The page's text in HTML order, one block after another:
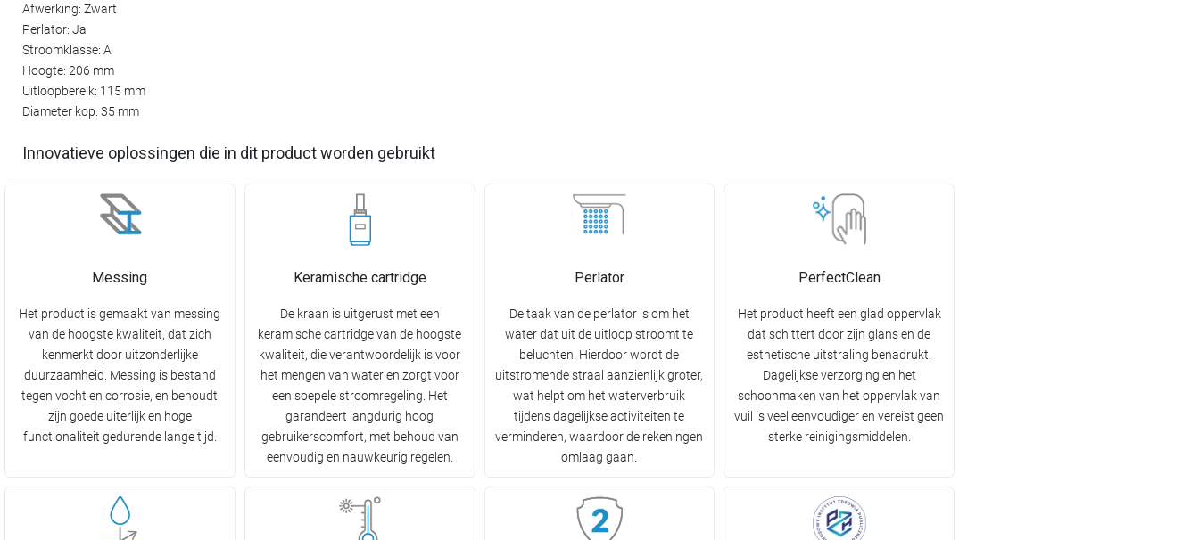
Afwerking: Zwart
Perlator: Ja
Stroomklasse: A
Hoogte: 206 mm
Uitloopbereik: 115 mm
Diameter kop: 35 mm
Innovatieve oplossingen die in dit product worden gebruikt
Messing
Het product is gemaakt van messing
van de hoogste kwaliteit, dat zich
kenmerkt door uitzonderlijke
duurzaamheid. Messing is bestand
tegen vocht en corrosie, en behoudt
zijn goede uiterlijk en hoge
functionaliteit gedurende lange tijd.
Keramische cartridge
De kraan is uitgerust met een
keramische cartridge van de hoogste
kwaliteit, die verantwoordelijk is voor
het mengen van water en zorgt voor
een soepele stroomregeling. Het
garandeert langdurig hoog
gebruikerscomfort, met behoud van
eenvoudig en nauwkeurig regelen.
Perlator
De taak van de perlator is om het
water dat uit de uitloop stroomt te
beluchten. Hierdoor wordt de
uitstromende straal aanzienlijk groter,
wat helpt om het waterverbruik
tijdens dagelijkse activiteiten te
verminderen, waardoor de rekeningen
omlaag gaan.
PerfectClean
Het product heeft een glad oppervlak
dat schittert door zijn glans en de
esthetische uitstraling benadrukt.
Dagelijkse verzorging en het
schoonmaken van het oppervlak van
vuil is veel eenvoudiger en vereist geen
sterke reinigingsmiddelen.